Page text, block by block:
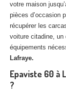
votre maison
pièces d’occasion
récupérer les
voiture citadine, un
équipements
Lafraye.
Epaviste 60 à
?